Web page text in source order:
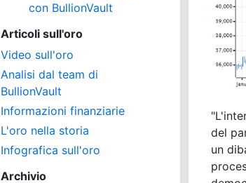
con BullionVault
Articoli sull'oro
Video sull'oro
Analisi dal team di
BullionVault
Informazioni finanziarie
L'oro nella storia
Infografica sull'oro
Archivio
del
un